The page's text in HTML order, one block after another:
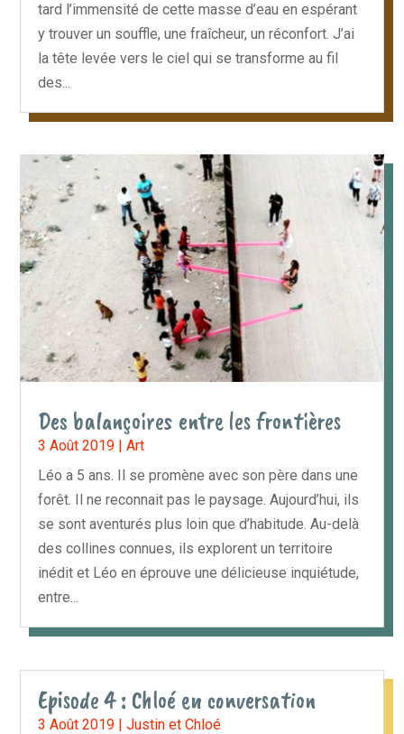
tard l’immensité de cette masse d’eau en espérant
y trouver un souffle, une fraîcheur, un réconfort. J’ai
la tête levée vers le ciel qui se transforme au fil
des...
Des balançoires entre les frontières
3 Août 2019 |Art
Léo a 5 ans. Il se promène avec son père dans une
forêt. Il ne reconnait pas le paysage. Aujourd’hui, ils
se sont aventurés plus loin que d’habitude. Au-delà
des collines connues, ils explorent un territoire
inédit et Léo en éprouve une délicieuse inquiétude,
entre...
Episode 4 : Chloé en conversation
3 Août 2019 |Justin et Chloé